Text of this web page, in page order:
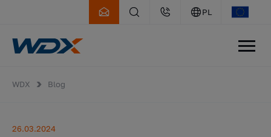
PL
WDX Blog
26.03.2024